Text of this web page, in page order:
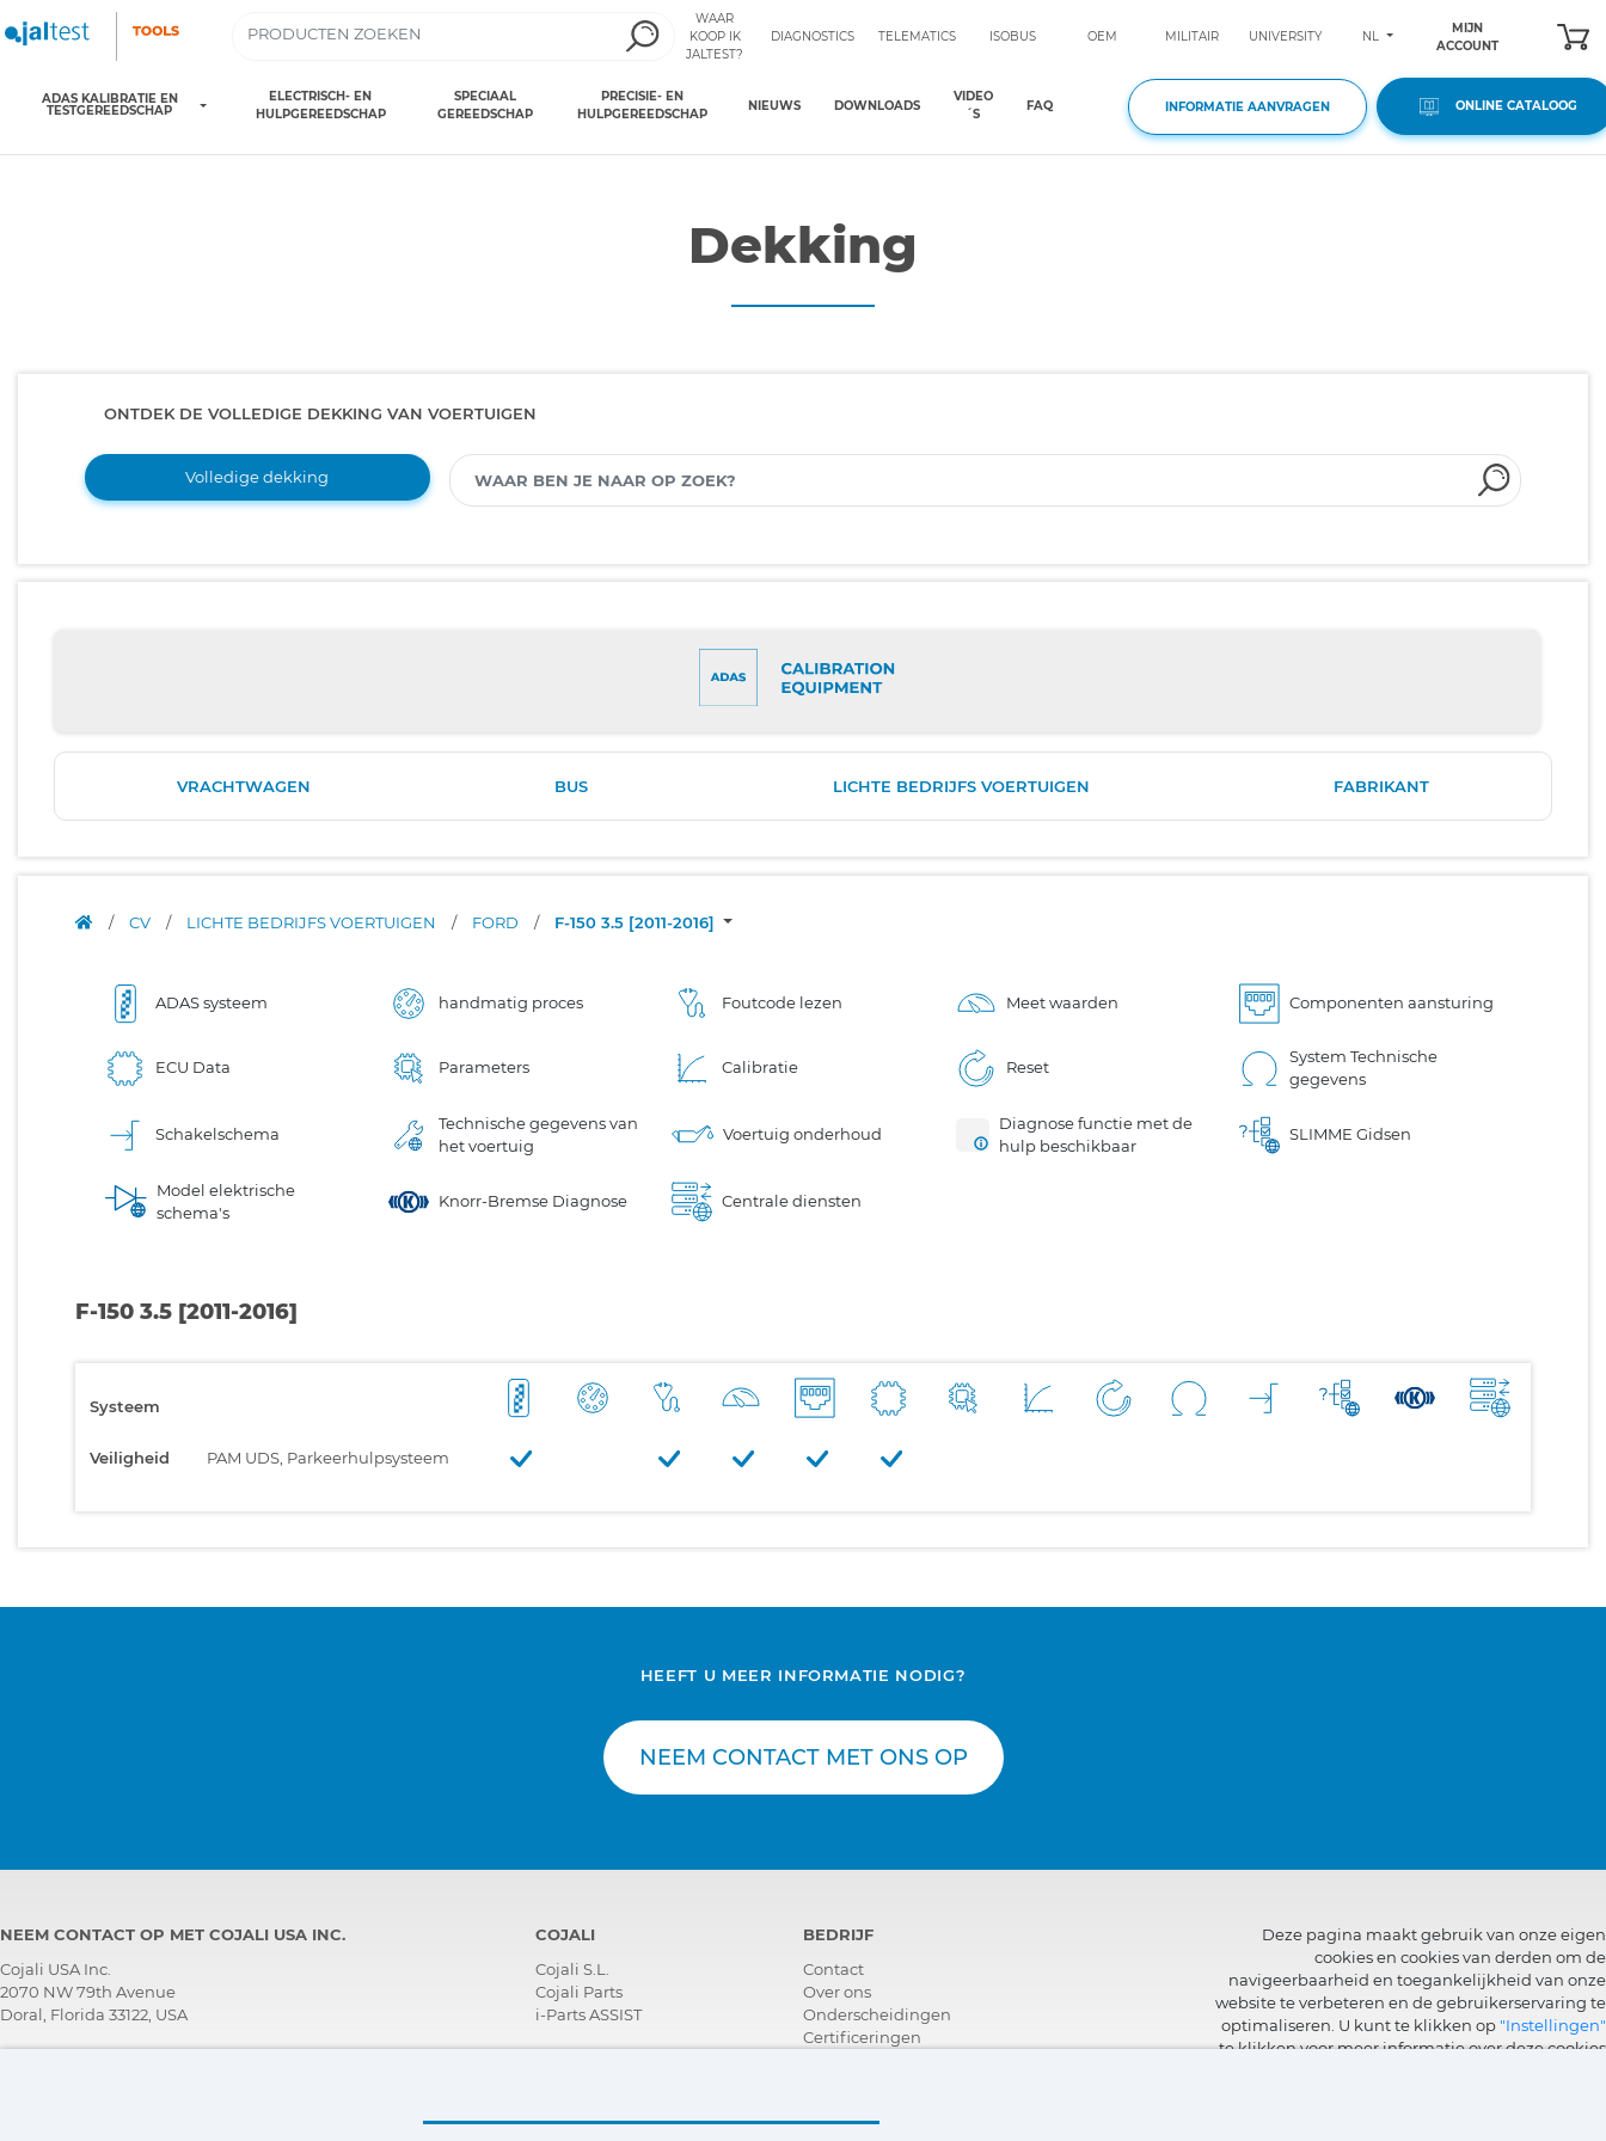
WAAR
KOOP IK
JALTEST?
DIAGNOSTICS TELEMATICS ISOBUS OEM MILITAIR UNIVERSITY NL
MIJN
ACCOUNT
ADAS KALIBRATIE EN
TESTGEREEDSCHAP
ELECTRISCH- EN
HULPGEREEDSCHAP
SPECIAAL
GEREEDSCHAP
PRECISIE- EN
HULPGEREEDSCHAP
NIEUWS DOWNLOADS
VIDEO
´S
FAQ INFORMATIE AANVRAGEN ONLINE CATALOOG
Dekking
ONTDEK DE VOLLEDIGE DEKKING VAN VOERTUIGEN
Volledige dekking
VRACHTWAGEN BUS LICHTE BEDRIJFS VOERTUIGEN FABRIKANT
/ CV / LICHTE BEDRIJFS VOERTUIGEN / FORD / F-150 3.5 [2011-2016]
ADAS systeem handmatig proces Foutcode lezen Meet waarden Componenten aansturing
ECU Data Parameters Calibratie Reset
System Technische
gegevens
Schakelschema
Technische gegevens van
het voertuig
Voertuig onderhoud
Diagnose functie met de
hulp beschikbaar
SLIMME Gidsen
Model elektrische
schema's
Knorr-Bremse Diagnose Centrale diensten
F-150 3.5 [2011-2016]
Systeem
Veiligheid PAM UDS, Parkeerhulpsysteem
HEEFT U MEER INFORMATIE NODIG?
NEEM CONTACT MET ONS OP
NEEM CONTACT OP MET COJALI USA INC.
Cojali USA Inc.
2070 NW 79th Avenue
Doral, Florida 33122, USA
COJALI
Cojali S.L.
Cojali Parts
i-Parts ASSIST
BEDRIJF
Contact
Over ons
Onderscheidingen
Certificeringen
Nieuws
Deze pagina maakt gebruik van onze eigen
cookies en cookies van derden om de
navigeerbaarheid en toegankelijkheid van onze
website te verbeteren en de gebruikerservaring te
optimaliseren. U kunt te klikken op"Instellingen"
te klikken voor meer informatie over deze cookies